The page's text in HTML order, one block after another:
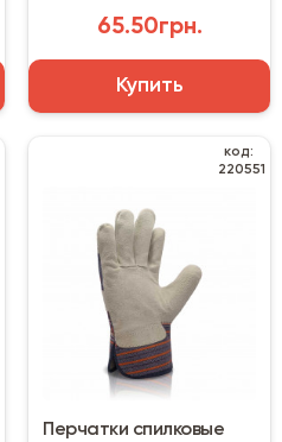
65.50грн.
Купить
код:
220551
Перчатки спилковые